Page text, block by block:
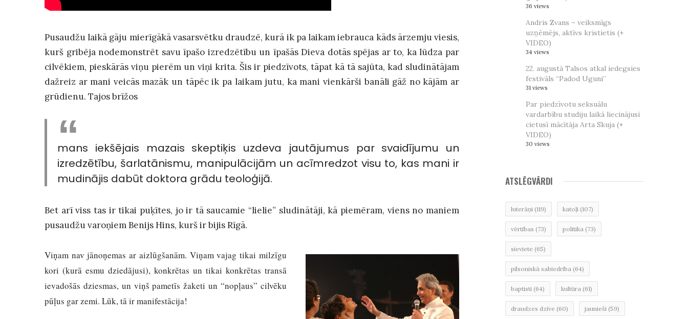
Pusaudžu laikā gāju mierīgākā vasarsvētku draudzē, kurā ik pa laikam iebrauca kāds ārzemju viesis,
kurš gribēja nodemonstrēt savu īpašo izredzētību un īpašās Dieva dotās spējas ar to, ka lūdza par
cilvēkiem, pieskārās viņu pierēm un viņi krita. Šis ir piedzīvots, tāpat kā tā sajūta, kad sludinātājam
dažreiz ar mani veicās mazāk un tāpēc ik pa laikam jutu, ka mani vienkārši banāli gāž no kājām ar
grūdienu. Tajos brīžos
mans iekšējais mazais skeptiķis uzdeva jautājumus par svaidījumu un
izredzētību, šarlatānismu, manipulācijām un acīmredzot visu to, kas mani ir
mudinājis dabūt doktora grādu teoloģijā.
Bet arī viss tas ir tikai puķītes, jo ir tā saucamie “lielie” sludinātāji, kā piemēram, viens no maniem
pusaudžu varoņiem Benijs Hins, kurš ir bijis Rīgā.
Viņam nav jānoņemas ar aizlūgšanām. Viņam vajag tikai milzīgu
kori (kurā esmu dziedājusi), konkrētas un tikai konkrētas transā
ievadošās dziesmas, un viņš pametīs žaketi un “nopļaus” cilvēku
pūļus gar zemi. Lūk, tā ir manifestācija!
36 views
Andris Zvans – veiksmīgs
uzņēmējs, aktīvs kristietis (+
VIDEO)
34 views
22. augustā Talsos atkal iedegsies
festivāls “Padod Uguni”
31 views
Par piedzīvotu seksuālu
vardarbību studiju laikā liecinājusi
cietusī mācītāja Arta Skuja (+
VIDEO)
30 views
ATSLĒGVĀRDI
luterāņi (119) katoļi (107)
vērtības (73) politika (73)
sieviete (65)
pilsoniskā sabiedrība (64)
baptisti (64) kultūra (61)
draudzes dzīve (60) jaunieši (59)